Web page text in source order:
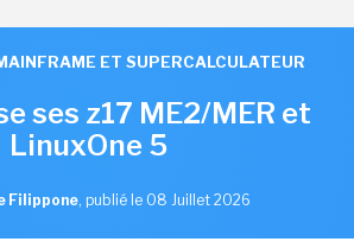
ET SUPERCALCULATEUR
ses z17 ME2/MER et
LinuxOne 5
Filippone, publié le 08 Juillet 2026